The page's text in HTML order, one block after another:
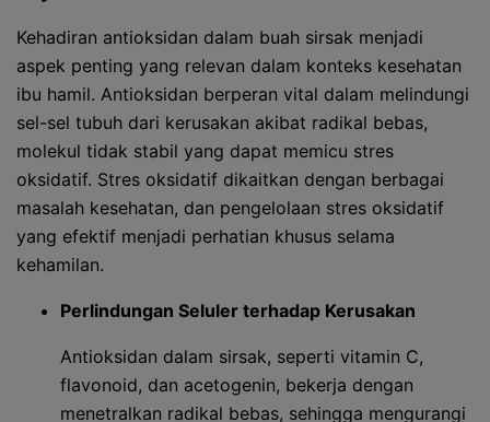
Kehadiran antioksidan dalam buah sirsak menjadi
aspek penting yang relevan dalam konteks kesehatan
ibu hamil. Antioksidan berperan vital dalam melindungi
sel-sel tubuh dari kerusakan akibat radikal bebas,
molekul tidak stabil yang dapat memicu stres
oksidatif. Stres oksidatif dikaitkan dengan berbagai
masalah kesehatan, dan pengelolaan stres oksidatif
yang efektif menjadi perhatian khusus selama
kehamilan.
Perlindungan Seluler terhadap Kerusakan
Antioksidan dalam sirsak, seperti vitamin C,
flavonoid, dan acetogenin, bekerja dengan
menetralkan radikal bebas, sehingga mengurangi